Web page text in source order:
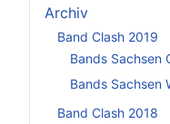
Archiv
Band Clash 2019
Bands Sachsen
Bands Sachsen
Band Clash 2018